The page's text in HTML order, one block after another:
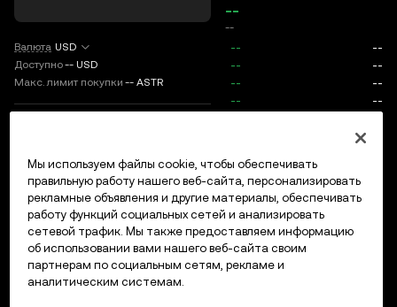
Валюта USD
Доступно-- USD
Макс. лимит покупки -- ASTR
Вход/регистрация
Макс. цена 0
Комиссии
--
--
Открытые ордера История ордеров Открытые
Мы используем файлы cookie, чтобы обеспечивать
правильную работу нашего веб-сайта, персонализировать
рекламные объявления и другие материалы, обеспечивать
работу функций социальных сетей и анализировать
сетевой трафик. Мы также предоставляем информацию
об использовании вами нашего веб-сайта своим
партнерам по социальным сетям, рекламе и
аналитическим системам.